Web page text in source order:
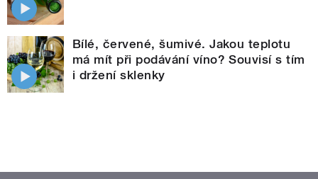
Bílé, červené, šumivé. Jakou teplotu
má mít při podávání víno? Souvisí s tím
i držení sklenky